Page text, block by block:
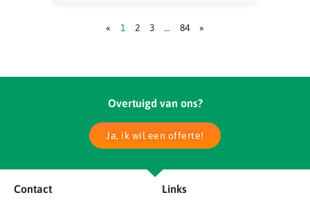
« 1 2 3 … 84 »
Overtuigd van ons?
Ja, ik wil een offerte!
Contact Links